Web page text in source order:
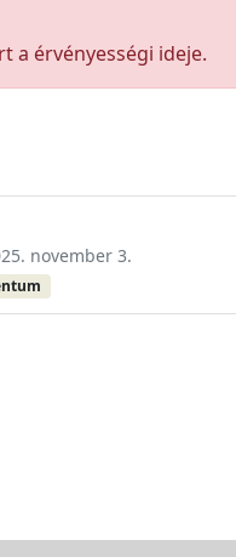
a érvényességi ideje.
november 3.